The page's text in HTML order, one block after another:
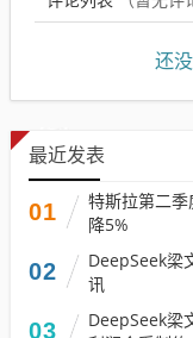
还
最近发表
01
特斯拉第二
降5%
02
DeepSeek梁
讯
03
DeepSeek梁